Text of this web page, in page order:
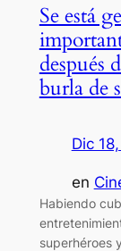
Se está
después
burla de
Dic
en
Habiendo
superhéroes